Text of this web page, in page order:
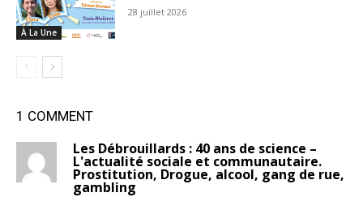
À La Une
28 juillet 2026
1 COMMENT
Les Débrouillards : 40 ans de science –
L'actualité sociale et communautaire.
Prostitution, Drogue, alcool, gang de rue,
gambling